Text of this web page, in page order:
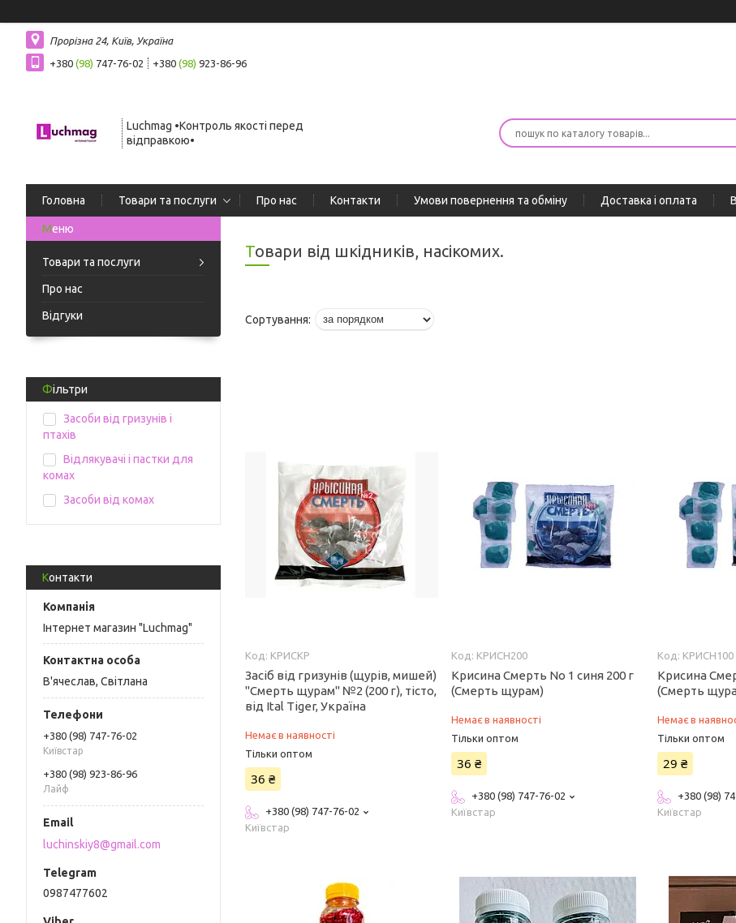
Прорізна 24, Київ, Україна
+380 (98) 747-76-02 +380 (98) 923-86-96
Luchmag •Контроль якості перед
відправкою•
Головна Товари та послуги Про нас Контакти Умови повернення та обміну Доставка і оплата
Товари та послуги
Про нас
Відгуки
Фільтри
Засоби від гризунів і
птахів
Відлякувачі і пастки для
комах
Засоби від комах
Контакти
Інтернет магазин "Luchmag"
В'ячеслав, Світлана
+380 (98) 747-76-02
Київстар
+380 (98) 923-86-96
Лайф
luchinskiy8@gmail.com
0987477602
Товари від шкідників, насікомих.
КРИСКР
Засіб від гризунів (щурів, мишей)
"Смерть щурам" №2 (200 г), тісто,
від Ital Tiger, Україна
Немає в наявності
Тільки оптом
36 ₴
+380 (98) 747-76-02
Київстар
КРИСН200
Крисина Смерть No 1 синя 200 г
(Смерть щурам)
Немає в наявності
Тільки оптом
36 ₴
+380 (98) 747-76-02
Київстар
КРИСН100
Крисина
(Смерть
Немає в
Тільки оптом
29 ₴
+380 (98)
Київстар